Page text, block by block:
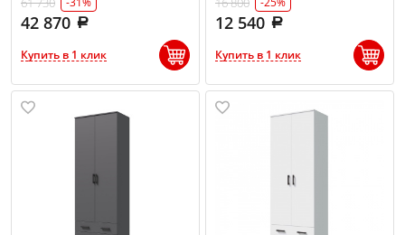
42 870
Купить в 1 клик
12 540
Купить в 1 клик